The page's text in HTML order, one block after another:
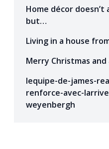
Home décor doesn’t
but…
Living in a house
Merry Christmas
lequipe-de-james-
renforce-avec-
weyenbergh